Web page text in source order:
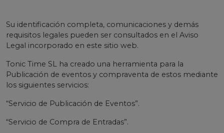
Su identificación completa, comunicaciones y demás
requisitos legales pueden ser consultados en el Aviso
Legal incorporado en este sitio web.
Tonic Time SL ha creado una herramienta para la
Publicación de eventos y compraventa de estos mediante
los siguientes servicios:
“Servicio de Publicación de Eventos”.
“Servicio de Compra de Entradas”.